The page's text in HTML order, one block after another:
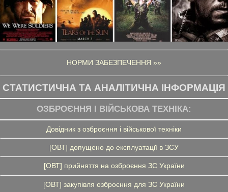
НОРМИ ЗАБЕЗПЕЧЕННЯ »»
СТАТИСТИЧНА ТА АНАЛІТИЧНА ІНФОРМАЦІЯ
ОЗБРОЄННЯ І ВІЙСЬКОВА ТЕХНІКА:
Довідник з озброєння і військової техніки
[ОВТ] допущено до експлуатації в ЗСУ
[ОВТ] прийняття на озброєння ЗС України
[ОВТ] закупівля озброєння для ЗС України